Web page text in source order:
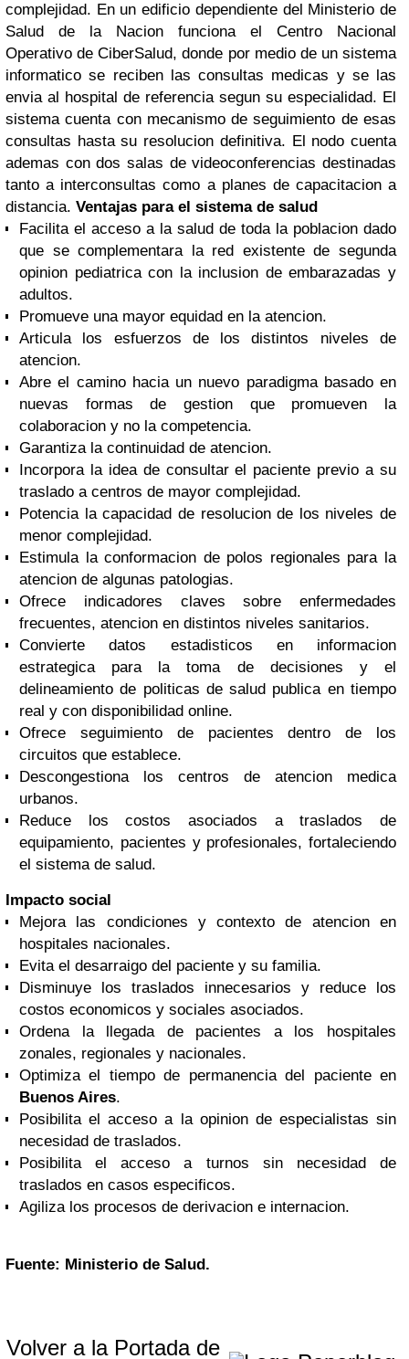
complejidad. En un edificio dependiente del Ministerio de
Salud de la Nacion funciona el Centro Nacional
Operativo de CiberSalud, donde por medio de un sistema
informatico se reciben las consultas medicas y se las
envia al hospital de referencia segun su especialidad. El
sistema cuenta con mecanismo de seguimiento de esas
consultas hasta su resolucion definitiva. El nodo cuenta
ademas con dos salas de videoconferencias destinadas
tanto a interconsultas como a planes de capacitacion a
distancia. Ventajas para el sistema de salud
Facilita el acceso a la salud de toda la poblacion dado
que se complementara la red existente de segunda
opinion pediatrica con la inclusion de embarazadas y
adultos.
Promueve una mayor equidad en la atencion.
Articula los esfuerzos de los distintos niveles de
atencion.
Abre el camino hacia un nuevo paradigma basado en
nuevas formas de gestion que promueven la
colaboracion y no la competencia.
Garantiza la continuidad de atencion.
Incorpora la idea de consultar el paciente previo a su
traslado a centros de mayor complejidad.
Potencia la capacidad de resolucion de los niveles de
menor complejidad.
Estimula la conformacion de polos regionales para la
atencion de algunas patologias.
Ofrece indicadores claves sobre enfermedades
frecuentes, atencion en distintos niveles sanitarios.
Convierte datos estadisticos en informacion
estrategica para la toma de decisiones y el
delineamiento de politicas de salud publica en tiempo
real y con disponibilidad online.
Ofrece seguimiento de pacientes dentro de los
circuitos que establece.
Descongestiona los centros de atencion medica
urbanos.
Reduce los costos asociados a traslados de
equipamiento, pacientes y profesionales, fortaleciendo
el sistema de salud.
Impacto social
Mejora las condiciones y contexto de atencion en
hospitales nacionales.
Evita el desarraigo del paciente y su familia.
Disminuye los traslados innecesarios y reduce los
costos economicos y sociales asociados.
Ordena la llegada de pacientes a los hospitales
zonales, regionales y nacionales.
Optimiza el tiempo de permanencia del paciente en
Buenos Aires.
Posibilita el acceso a la opinion de especialistas sin
necesidad de traslados.
Posibilita el acceso a turnos sin necesidad de
traslados en casos especificos.
Agiliza los procesos de derivacion e internacion.
Fuente: Ministerio de Salud.
Volver a la Portada de